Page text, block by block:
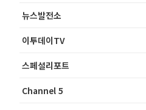
뉴스발전소
이투데이TV
스페셜리포트
Channel 5